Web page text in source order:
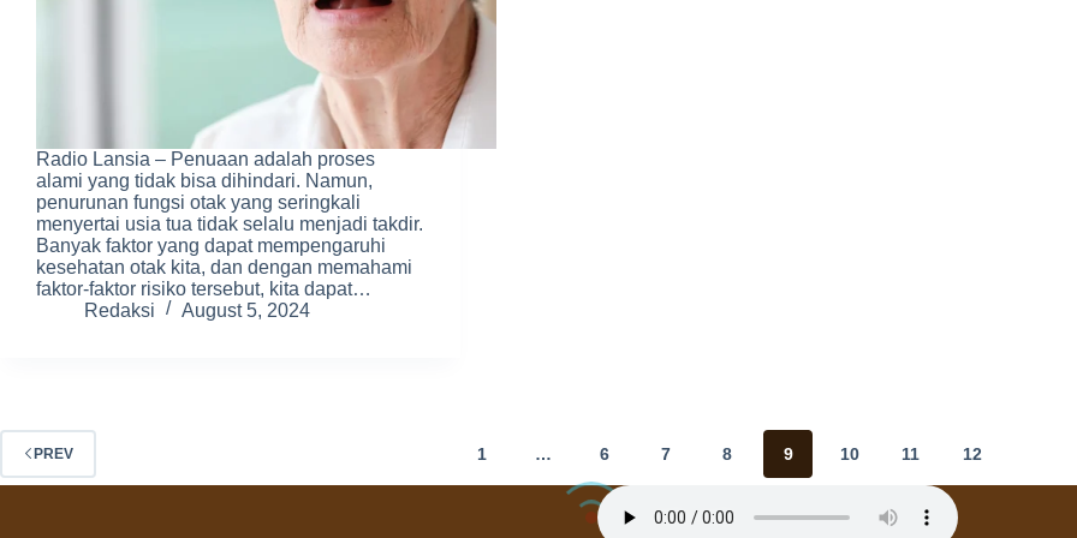
Radio Lansia – Penuaan adalah proses
alami yang tidak bisa dihindari. Namun,
penurunan fungsi otak yang seringkali
menyertai usia tua tidak selalu menjadi takdir.
Banyak faktor yang dapat mempengaruhi
kesehatan otak kita, dan dengan memahami
faktor-faktor risiko tersebut, kita dapat…
Redaksi
August 5, 2024
PREV 1 … 6 7 8 9 10 11 12